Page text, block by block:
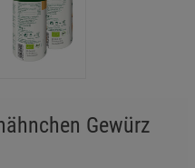
Gewürz